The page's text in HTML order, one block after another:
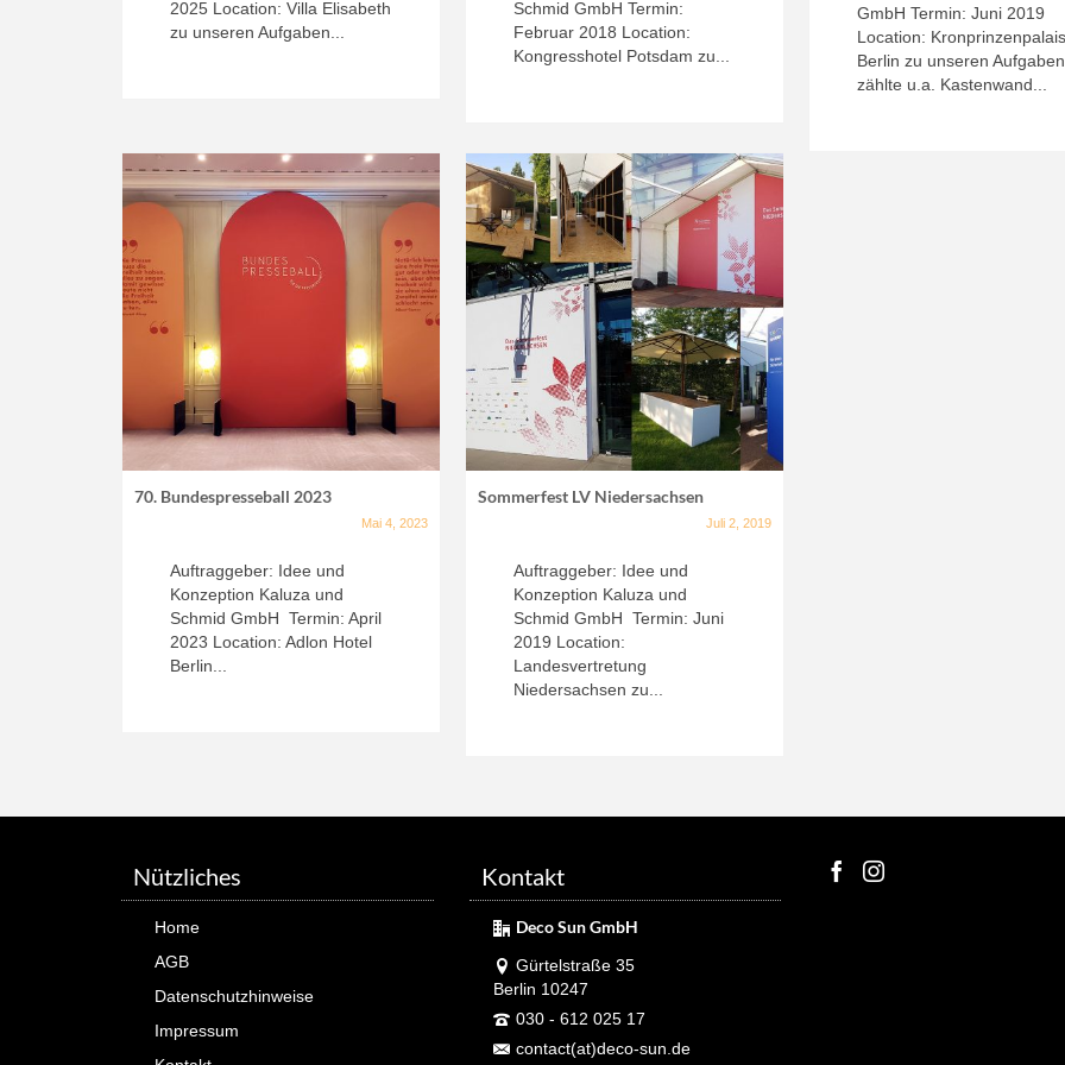
2025 Location: Villa Elisabeth
zu unseren Aufgaben...
Schmid GmbH Termin:
Februar 2018 Location:
Kongresshotel Potsdam zu...
GmbH Termin: Juni 2019
Location:
Berlin zu unseren Aufgaben
zählte u.a. Kastenwand...
70. Bundespresseball 2023
Mai 4, 2023
Auftraggeber: Idee und
Konzeption Kaluza und
Schmid GmbH Termin: April
2023 Location: Adlon Hotel
Berlin...
Sommerfest LV Niedersachsen
Juli 2, 2019
Auftraggeber: Idee und
Konzeption Kaluza und
Schmid GmbH Termin: Juni
2019 Location:
Landesvertretung
Niedersachsen zu...
Nützliches
Home
AGB
Datenschutzhinweise
Impressum
Kontakt
Deco Sun GmbH
Gürtelstraße 35
Berlin 10247
030 - 612 025 17
contact(at)deco-sun.de